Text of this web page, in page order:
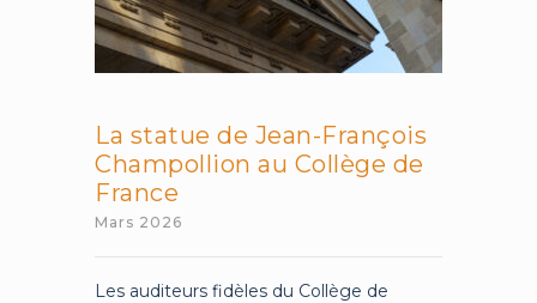
La statue de Jean-François
Champollion au Collège de
France
Mars 2026
Les auditeurs fidèles du Collège de